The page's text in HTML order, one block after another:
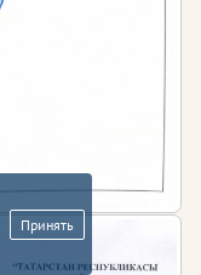
Принять